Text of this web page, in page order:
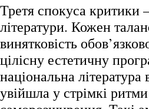
Третя спокуса критики
літератури. Кожен
винятковість
цілісну естетичну
національна література
увійшла у стрімкі